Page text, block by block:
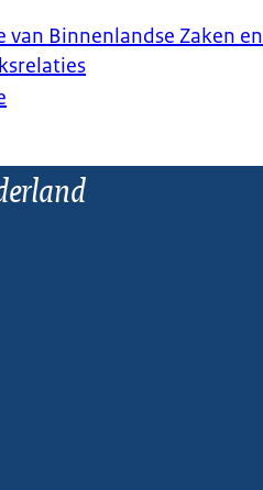
van Binnenlandse Zaken en